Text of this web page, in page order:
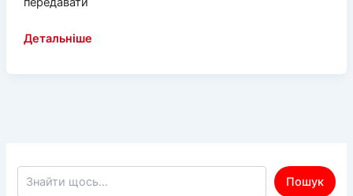
Окупанти
Херсонщини
Детальніше
Пошук по сайту
Пошук